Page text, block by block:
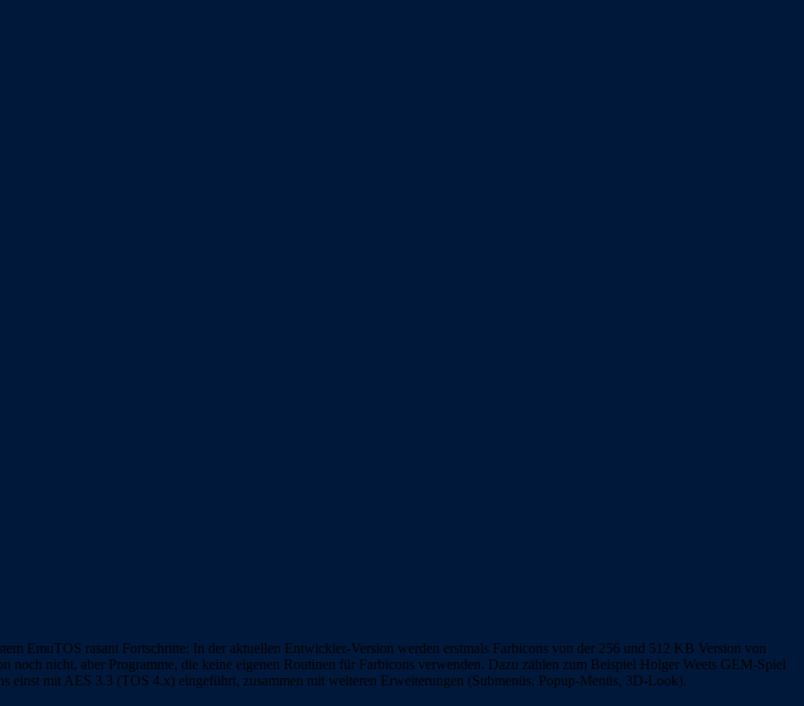
EmuTOS rasant Fortschritte: In der aktuellen Entwickler-Version werden erstmals Farbicons von der 256 und 512 KB Version von
noch nicht, aber Programme, die keine eigenen Routinen für Farbicons verwenden. Dazu zählen zum Beispiel Holger Weets GEM-Spiel
einst mit AES 3.3 (TOS 4.x) eingeführt, zusammen mit weiteren Erweiterungen (Submenüs, Popup-Menüs, 3D-Look).